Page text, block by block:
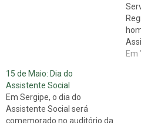
Em
15 de Maio: Dia do
Assistente Social
Em Sergipe, o dia do
Assistente Social será
comemorado no auditório da